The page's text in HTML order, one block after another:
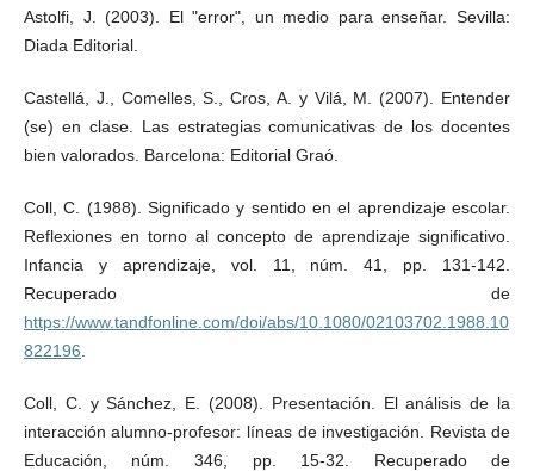
Astolfi, J. (2003). El "error", un medio para enseñar. Sevilla:
Diada Editorial.
Castellá, J., Comelles, S., Cros, A. y Vilá, M. (2007). Entender
(se) en clase. Las estrategias comunicativas de los docentes
bien valorados. Barcelona: Editorial Graó.
Coll, C. (1988). Significado y sentido en el aprendizaje escolar.
Reflexiones en torno al concepto de aprendizaje significativo.
Infancia y aprendizaje, vol. 11, núm. 41, pp. 131-142.
Recuperado de
https://www.tandfonline.com/doi/abs/10.1080/02103702.1988.10
822196
Coll, C. y Sánchez, E. (2008). Presentación. El análisis de la
interacción alumno-profesor: líneas de investigación. Revista de
Educación, núm. 346, pp. 15-32. Recuperado de